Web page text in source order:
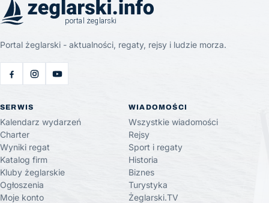
Portal żeglarski - aktualności, regaty, rejsy i ludzie morza.
SERWIS
Kalendarz wydarzeń
Charter
Wyniki regat
Katalog firm
Kluby żeglarskie
Ogłoszenia
Moje konto
WIADOMOŚCI
Wszystkie wiadomości
Rejsy
Sport i regaty
Historia
Biznes
Turystyka
Żeglarski.TV